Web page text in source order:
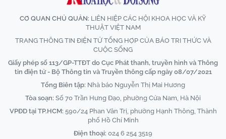
CƠ QUAN CHỦ QUẢN: LIÊN HIỆP CÁC HỘI KHOA HỌC VÀ KỸ
THUẬT VIỆT NAM
TRANG THÔNG TIN ĐIỆN TỬ TỔNG HỢP CỦA BÁO TRI THỨC VÀ
CUỘC SỐNG
Giấy phép số 113/GP-TTĐT do Cục Phát thanh, truyền hình và Thông
tin điện tử - Bộ Thông tin và Truyền thông cấp ngày 08/07/2021
Tổng Biên tập: Nhà báo Nguyễn Thị Mai Hương
Tòa soạn: Số 70 Trần Hưng Đạo, phường Cửa Nam, Hà Nội
VPĐD tại TP.HCM: 590/24 Phan Văn Trị, phường Hạnh Thông, Thành
phố Hồ Chí Minh
Điện thoại: 024 6 254 3519